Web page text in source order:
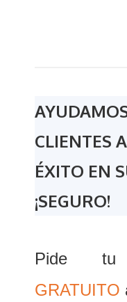
CLIENTES
ÉXITO EN
¡SEGURO!
Pide tu
GRATUITO